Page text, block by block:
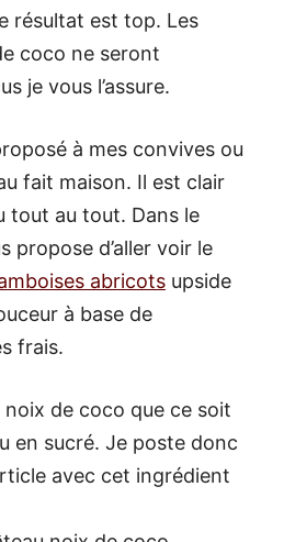
résultat est top. Les
coco ne seront
je vous l’assure.
à mes convives ou
fait maison. Il est clair
tout au tout. Dans le
propose d’aller voir le
abricots upside
à base de
frais.
noix de coco que ce soit
en sucré. Je poste donc
avec cet ingrédient